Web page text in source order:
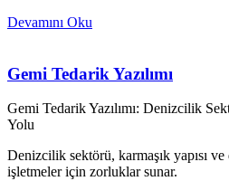
Devamını Oku
Gemi Tedarik Yazılımı
Gemi Tedarik Yazılımı: Denizcilik
Yolu
Denizcilik sektörü, karmaşık yapısı
işletmeler için zorluklar sunar.